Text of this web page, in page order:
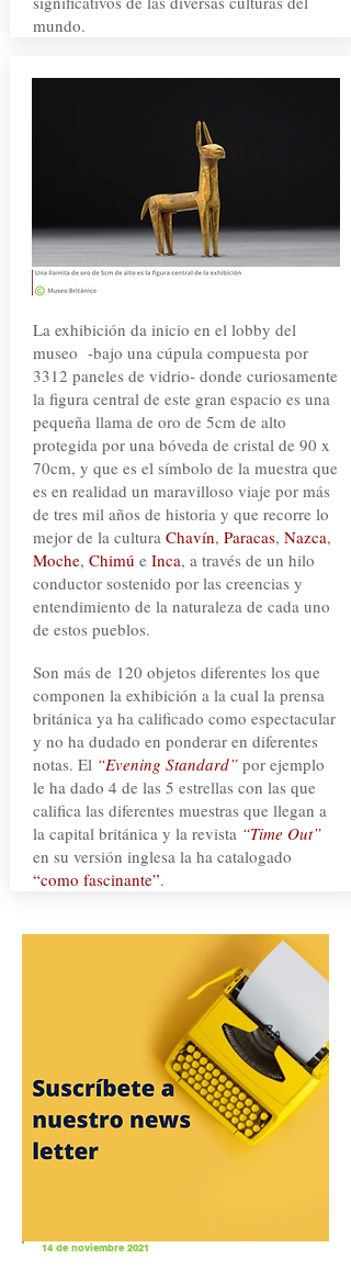
mundo.
La exhibición da inicio en el lobby del
museo -bajo una cúpula compuesta por
3312 paneles de vidrio- donde curiosamente
la figura central de este gran espacio es una
pequeña llama de oro de 5cm de alto
protegida por una bóveda de cristal de 90 x
70cm, y que es el símbolo de la muestra que
es en realidad un maravilloso viaje por más
de tres mil años de historia y que recorre lo
mejor de la cultura Chavín, Paracas, Nazca,
Moche, Chimú e Inca, a través de un hilo
conductor sostenido por las creencias y
entendimiento de la naturaleza de cada uno
de estos pueblos.
Son más de 120 objetos diferentes los que
componen la exhibición a la cual la prensa
británica ya ha calificado como espectacular
y no ha dudado en ponderar en diferentes
notas. El “Evening Standard”por ejemplo
le ha dado 4 de las 5 estrellas con las que
califica las diferentes muestras que llegan a
la capital británica y la revista “Time Out”
en su versión inglesa la ha catalogado
“como fascinante”.
14 de noviembre 2021